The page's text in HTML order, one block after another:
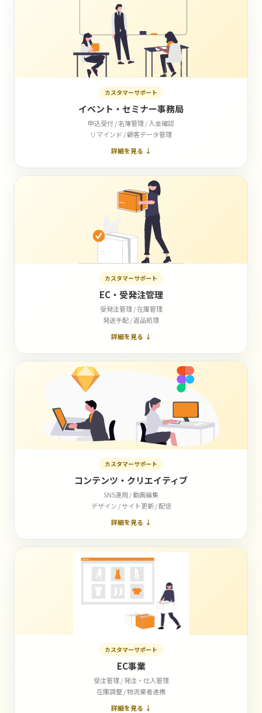
カスタマーサポート
イベント・セミナー事務局
申込受付 / 名簿管理 / 入金確認
リマインド / 顧客データ管理
詳細を見る ↓
カスタマーサポート
EC・受発注管理
受発注管理 / 在庫管理
発送手配 / 返品処理
詳細を見る ↓
カスタマーサポート
コンテンツ・クリエイティブ
SNS運用 / 動画編集
デザイン / サイト更新 / 配信
詳細を見る ↓
カスタマーサポート
EC事業
受注管理 / 発注・仕入管理
在庫調整 / 物流業者連携
詳細を見る ↓